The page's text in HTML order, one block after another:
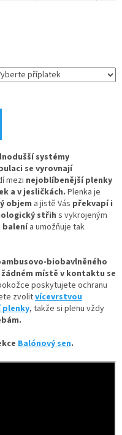
systémy
se vyrovnají
mezi nejoblíbenější plenky
a v jesličkách. Plenka je
objem a jistě Vás překvapí i
střih s vykrojeným
balenía umožňuje tak
biobavlněného
místě v kontaktu se
poskytujete ochranu
zvolitvícevrstvou
plenky, takže si plenu vždy
Balónový sen.